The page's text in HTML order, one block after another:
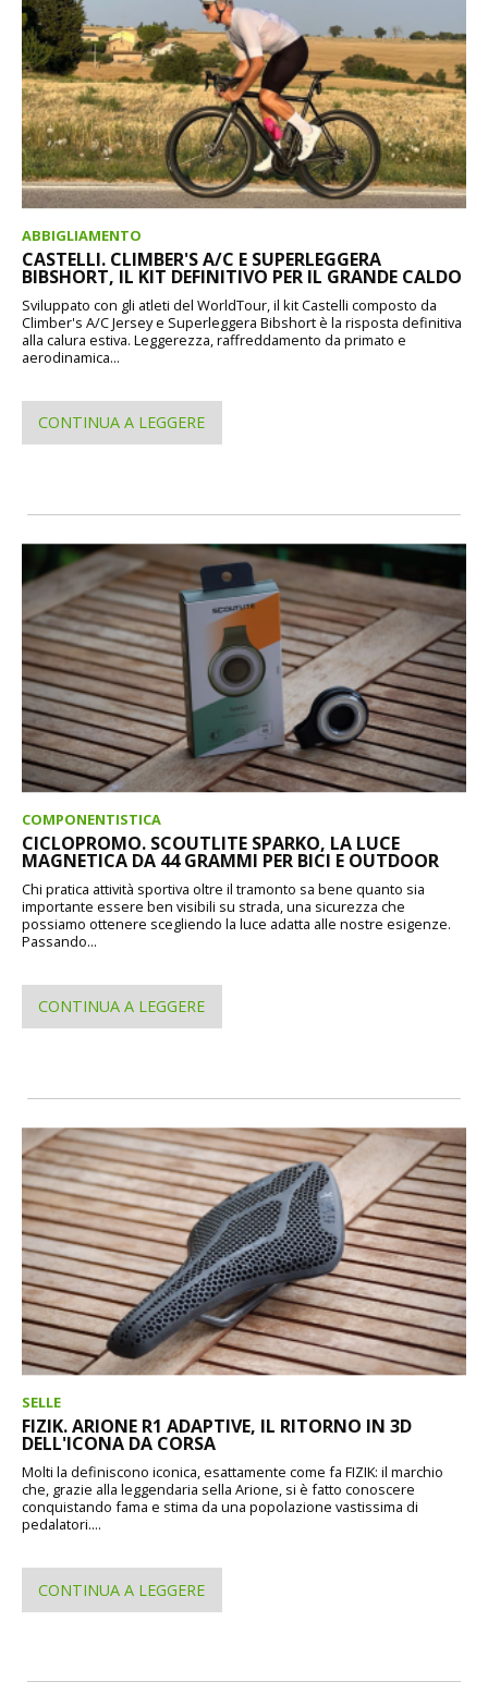
ABBIGLIAMENTO
CASTELLI. CLIMBER'S A/C E SUPERLEGGERA
BIBSHORT, IL KIT DEFINITIVO PER IL GRANDE CALDO
Sviluppato con gli atleti del WorldTour, il kit Castelli composto da
Climber's A/C Jersey e Superleggera Bibshort è la risposta definitiva
alla calura estiva. Leggerezza, raffreddamento da primato e
aerodinamica...
CONTINUA A LEGGERE
COMPONENTISTICA
CICLOPROMO. SCOUTLITE SPARKO, LA LUCE
MAGNETICA DA 44 GRAMMI PER BICI E OUTDOOR
Chi pratica attività sportiva oltre il tramonto sa bene quanto sia
importante essere ben visibili su strada, una sicurezza che
possiamo ottenere scegliendo la luce adatta alle nostre esigenze.
Passando...
CONTINUA A LEGGERE
SELLE
FIZIK. ARIONE R1 ADAPTIVE, IL RITORNO IN 3D
DELL'ICONA DA CORSA
Molti la definiscono iconica, esattamente come fa FIZIK: il marchio
che, grazie alla leggendaria sella Arione, si è fatto conoscere
conquistando fama e stima da una popolazione vastissima di
pedalatori....
CONTINUA A LEGGERE